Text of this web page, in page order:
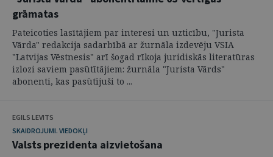
grāmatas
Pateicoties lasītājiem par interesi un uzticību, "Jurista
Vārda" redakcija sadarbībā ar žurnāla izdevēju VSIA
"Latvijas Vēstnesis" arī šogad rīkoja juridiskās literatūras
izlozi saviem pasūtītājiem: žurnāla "Jurista Vārds"
abonenti, kas pasūtījuši to ...
EGILS LEVITS
SKAIDROJUMI. VIEDOKĻI
Valsts prezidenta aizvietošana